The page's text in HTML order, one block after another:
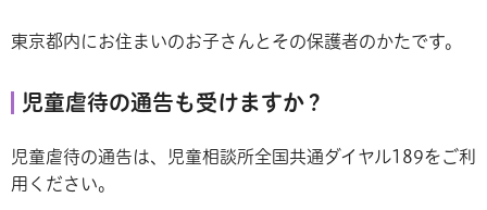
東京都内にお住まいのお子さんとその保護者のかたです。
児童虐待の通告も受けますか？
児童虐待の通告は、児童相談所全国共通ダイヤル189をご利
用ください。